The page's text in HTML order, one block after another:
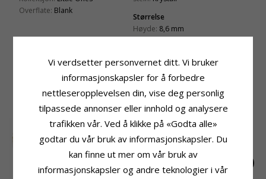
Overflate: Blank
Størrelse
Høyde: 8,6 mm
Leveringstid
Ca. 5-10 Hverdager
BESLEKTEDE PRODUKTER
Vi verdsetter personvernet ditt. Vi bruker
informasjonskapsler for å forbedre
nettleseropplevelsen din, vise deg personlig
tilpassede annonser eller innhold og analysere
trafikken vår. Ved å klikke på «Godta alle»
godtar du vår bruk av informasjonskapsler. Du
kan finne ut mer om vår bruk av
informasjonskapsler og andre teknologier i vår